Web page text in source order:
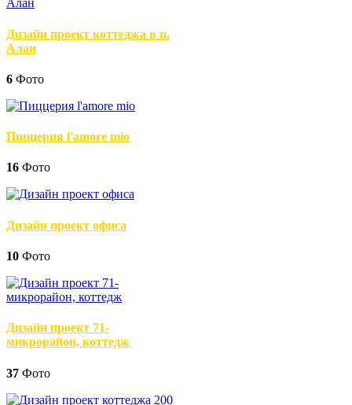
Дизайн проект коттеджа в п.
Алан
6 Фото
Пиццерия l'amore mio
16 Фото
Дизайн проект офиса
10 Фото
Дизайн проект 71-
микрорайон, коттедж
37 Фото